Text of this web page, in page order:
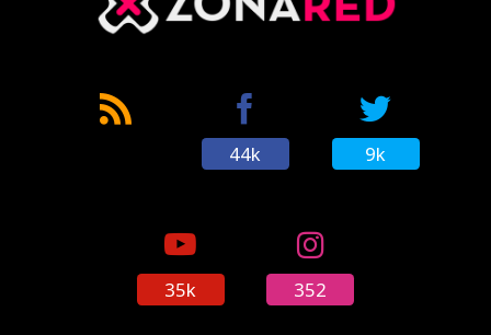
44k 9k
35k 352